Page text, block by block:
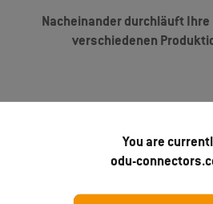
You are
odu-
Nacheinander durchläuft
verschiedenen